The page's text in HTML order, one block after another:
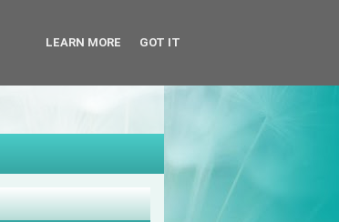
LEARN MORE GOT IT